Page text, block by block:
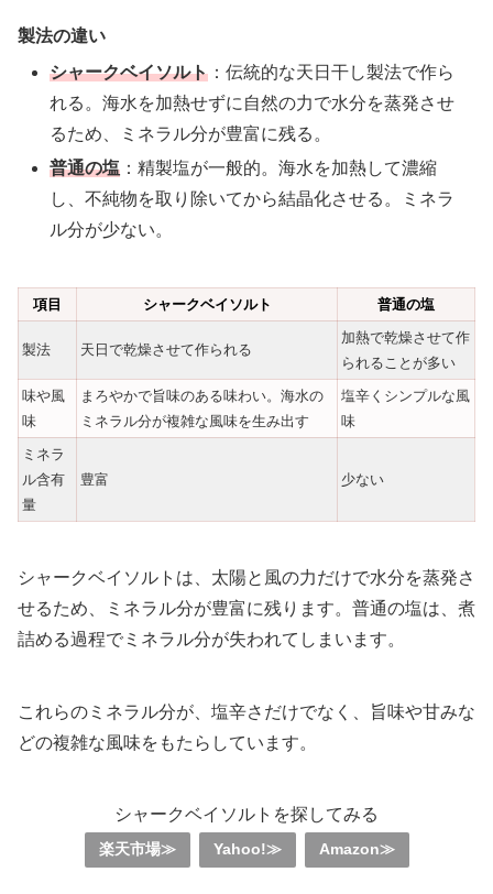
製法の違い
シャークベイソルト ：伝統的な天日干し製法で作ら
れる。海水を加熱せずに自然の力で水分を蒸発させ
るため、ミネラル分が豊富に残る。
普通の塩 ：精製塩が一般的。海水を加熱して濃縮
し、不純物を取り除いてから結晶化させる。ミネラ
ル分が少ない。
項目 シャークベイソルト 普通の塩
製法 天日で乾燥させて作られる
加熱で乾燥させて作
られることが多い
味や風
味
まろやかで旨味のある味わい。海水の
ミネラル分が複雑な風味を生み出す
塩辛くシンプルな風
味
ミネラ
ル含有
量
豊富 少ない
シャークベイソルトは、太陽と風の力だけで水分を蒸発さ
せるため、ミネラル分が豊富に残ります。普通の塩は、煮
詰める過程でミネラル分が失われてしまいます。
これらのミネラル分が、塩辛さだけでなく、旨味や甘みな
どの複雑な風味をもたらしています。
シャークベイソルトを探してみる
楽天市場≫ Yahoo!≫ Amazon≫